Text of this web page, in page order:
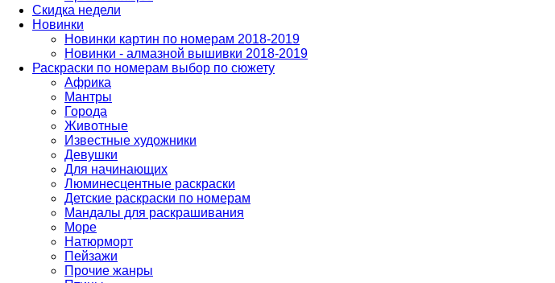
Скидка недели
Новинки
Новинки картин по номерам 2018-2019
Новинки - алмазной вышивки 2018-2019
Раскраски по номерам выбор по сюжету
Африка
Мантры
Города
Животные
Известные художники
Девушки
Для начинающих
Люминесцентные раскраски
Детские раскраски по номерам
Мандалы для раскрашивания
Море
Натюрморт
Пейзажи
Прочие жанры